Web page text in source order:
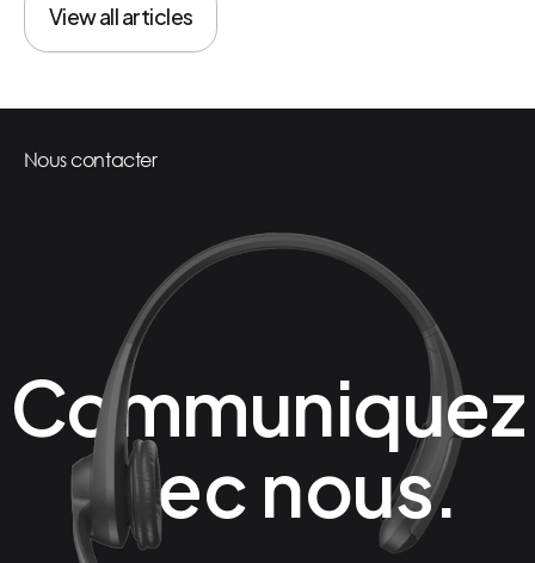
View all articles
Nous contacter
Communiquez
avec nous.